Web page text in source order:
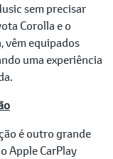
sem precisar
Corolla e o
vêm equipados
uma experiência
é outro grande
Apple CarPlay